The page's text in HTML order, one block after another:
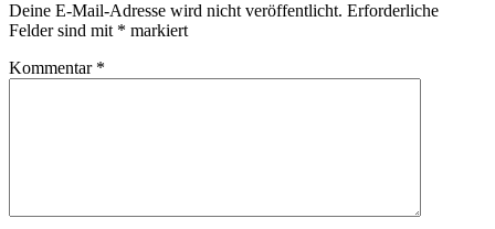
Deine E-Mail-Adresse wird nicht veröffentlicht. Erforderliche
Felder sind mit * markiert
Kommentar *